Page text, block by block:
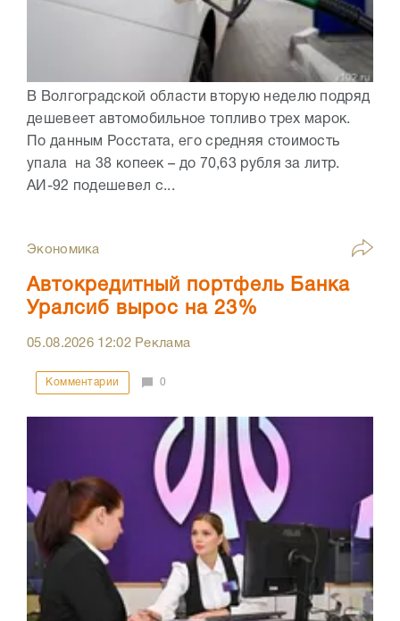
В Волгоградской области вторую неделю подряд
дешевеет автомобильное топливо трех марок.
По данным Росстата, его средняя стоимость
упала на 38 копеек – до 70,63 рубля за литр.
АИ-92 подешевел с...
Экономика
Автокредитный портфель Банка
Уралсиб вырос на 23%
05.08.2026 12:02Реклама
Комментарии 0